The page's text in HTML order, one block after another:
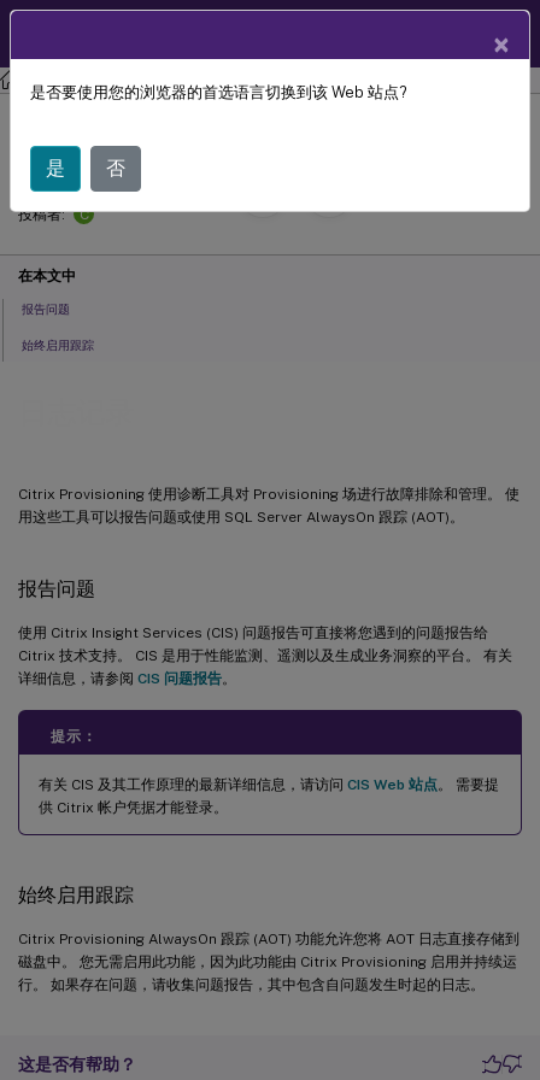
Citrix Provisioning Citrix Provisioning 2212
Citrix Provisioning 使用诊断工具对 Provisioning 场进行故障排除和管理。 使
用这些工具可以报告问题或使用 SQL Server AlwaysOn 跟踪 (AOT)。
报告问题
使用 Citrix Insight Services (CIS) 问题报告可直接将您遇到的问题报告给
Citrix 技术支持。 CIS 是用于性能监测、遥测以及生成业务洞察的平台。 有关
详细信息，请参阅 CIS 问题报告。
提示：
有关 CIS 及其工作原理的最新详细信息，请访问 CIS Web 站点。 需要提
供 Citrix 帐户凭据才能登录。
始终启用跟踪
Citrix Provisioning AlwaysOn 跟踪 (AOT) 功能允许您将 AOT 日志直接存储到
磁盘中。 您无需启用此功能，因为此功能由 Citrix Provisioning 启用并持续运
行。 如果存在问题，请收集问题报告，其中包含自问题发生时起的日志。
这是否有帮助？
日志记录
September 30,
2024
投稿者:
C
在本文中
报告问题
始终启用跟踪
×
是否要使用您的浏览器的首选语言切换到该 Web 站点?
是 否